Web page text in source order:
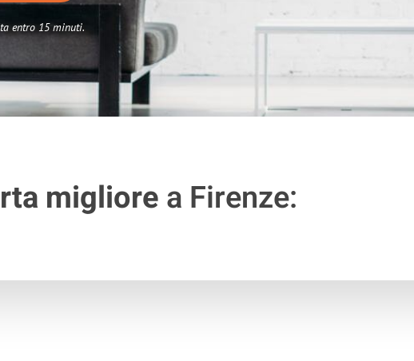
entro 15 minuti.
migliorea Firenze: